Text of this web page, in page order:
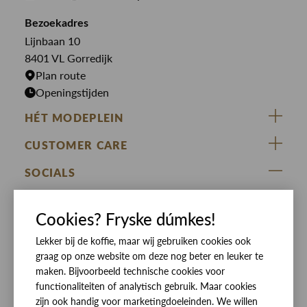
Bekijk alle merken >
Jurken
Rokken
T-shirts
Bezoekadres
Lijnbaan 10
8401 VL Gorredijk
Plan route
Openingstijden
HÉT MODEPLEIN
ZIJ VAN RINSMA
DE HEEREN VAN RINSMA
RINSMA.CONCEPTS
Eten en drinken
Openingstijden
Werken bij RINSMA
CUSTOMER CARE
Veelgestelde vragen
Retourneren & Ruilen
Betaalmethoden
Bezorgen
Contact
Reviews
SOCIALS
Cookies? Fryske dúmkes!
Lekker bij de koffie, maar wij gebruiken cookies ook
graag op onze website om deze nog beter en leuker te
maken. Bijvoorbeeld technische cookies voor
functionaliteiten of analytisch gebruik. Maar cookies
zijn ook handig voor marketingdoeleinden. We willen